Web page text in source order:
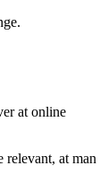
at online
relevant, at man